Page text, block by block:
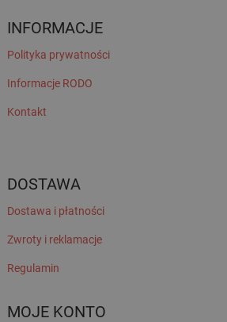
INFORMACJE
Polityka prywatności
Informacje RODO
Kontakt
DOSTAWA
Dostawa i płatności
Zwroty i reklamacje
Regulamin
MOJE KONTO